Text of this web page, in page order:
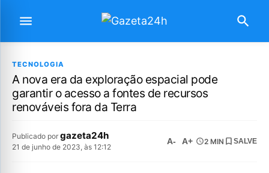
TECNOLOGIA
A nova era da exploração espacial pode
garantir o acesso a fontes de recursos
renováveis fora da Terra
Publicado por gazeta24h
21 de junho de 2023, às 12:12
A- A+ 2 MIN SALVE